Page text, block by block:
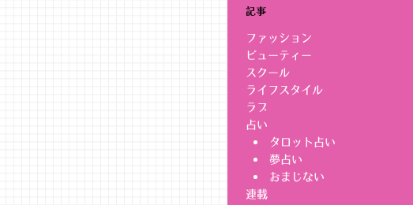
記事
ファッション
ビューティー
スクール
ライフスタイル
ラブ
占い
タロット占い
夢占い
おまじない
連載